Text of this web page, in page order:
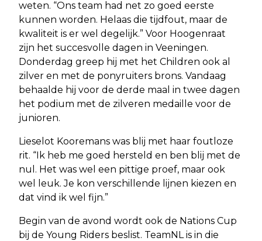
weten. “Ons team had net zo goed eerste
kunnen worden. Helaas die tijdfout, maar de
kwaliteit is er wel degelijk.” Voor Hoogenraat
zijn het succesvolle dagen in Veeningen.
Donderdag greep hij met het Children ook al
zilver en met de ponyruiters brons. Vandaag
behaalde hij voor de derde maal in twee dagen
het podium met de zilveren medaille voor de
junioren.
Lieselot Kooremans was blij met haar foutloze
rit. “Ik heb me goed hersteld en ben blij met de
nul. Het was wel een pittige proef, maar ook
wel leuk. Je kon verschillende lijnen kiezen en
dat vind ik wel fijn.”
Begin van de avond wordt ook de Nations Cup
bij de Young Riders beslist. TeamNL is in die